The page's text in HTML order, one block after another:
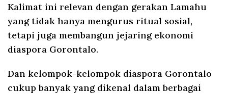
Kalimat ini relevan dengan gerakan Lamahu
yang tidak hanya mengurus ritual sosial,
tetapi juga membangun jejaring ekonomi
diaspora Gorontalo.
Dan kelompok-kelompok diaspora Gorontalo
cukup banyak yang dikenal dalam berbagai